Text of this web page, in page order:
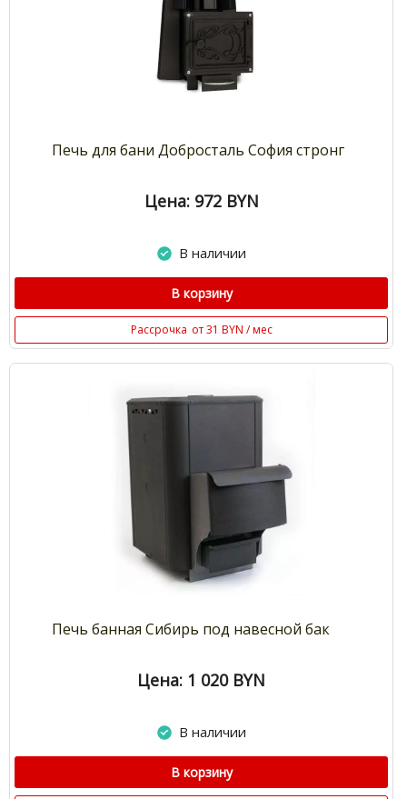
Печь для бани Добросталь София стронг
Цена: 972 BYN
В наличии
В корзину
Рассрочка от 31 BYN / мес
Печь банная Сибирь под навесной бак
Цена: 1 020 BYN
В наличии
В корзину